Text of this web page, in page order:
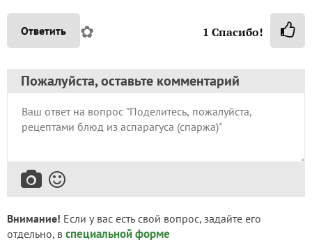
Ответить ✿ 1 Спасибо!
Пожалуйста, оставьте комментарий
Внимание! Если у вас есть свой вопрос, задайте его
отдельно, в специальной форме